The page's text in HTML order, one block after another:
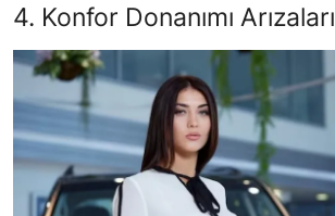
4. Konfor Donanımı Arızaları